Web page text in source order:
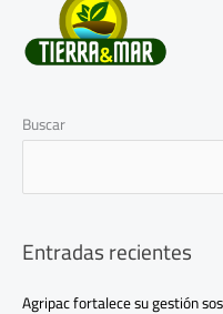
Buscar
Entradas recientes
Agripac fortalece su gestión